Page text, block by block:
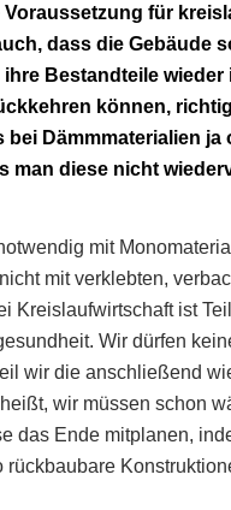
Voraussetzung für
dass die Gebäude
Bestandteile wieder
können,
bei Dämmmaterialien ja
man diese nicht
mit
mit verklebten,
Kreislaufwirtschaft ist
Wir dürfen
wir die anschließend
wir müssen schon
das Ende mitplanen,
rückbaubare